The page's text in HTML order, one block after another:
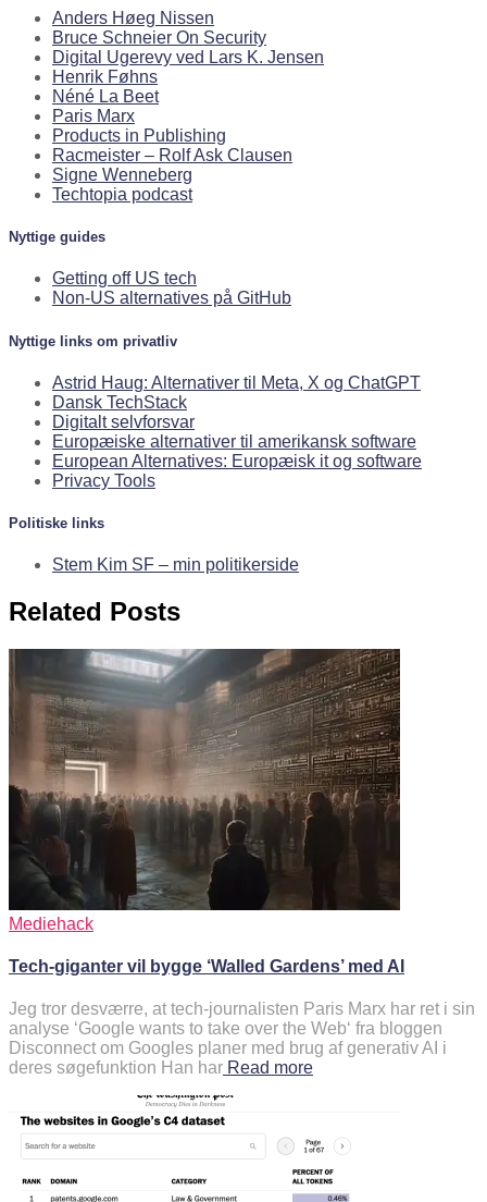
Anders Høeg Nissen
Bruce Schneier On Security
Digital Ugerevy ved Lars K. Jensen
Henrik Føhns
Néné La Beet
Paris Marx
Products in Publishing
Racmeister – Rolf Ask Clausen
Signe Wenneberg
Techtopia podcast
Nyttige guides
Getting off US tech
Non-US alternatives på GitHub
Nyttige links om privatliv
Astrid Haug: Alternativer til Meta, X og ChatGPT
Dansk TechStack
Digitalt selvforsvar
Europæiske alternativer til amerikansk software
European Alternatives: Europæisk it og software
Privacy Tools
Politiske links
Stem Kim SF – min politikerside
Related Posts
Mediehack
Tech-giganter vil bygge ‘Walled Gardens’ med AI
Jeg tror desværre, at tech-journalisten Paris Marx har ret i sin
analyse ‘Google wants to take over the Web‘ fra bloggen
Disconnect om Googles planer med brug af generativ AI i
deres søgefunktion Han har Read more